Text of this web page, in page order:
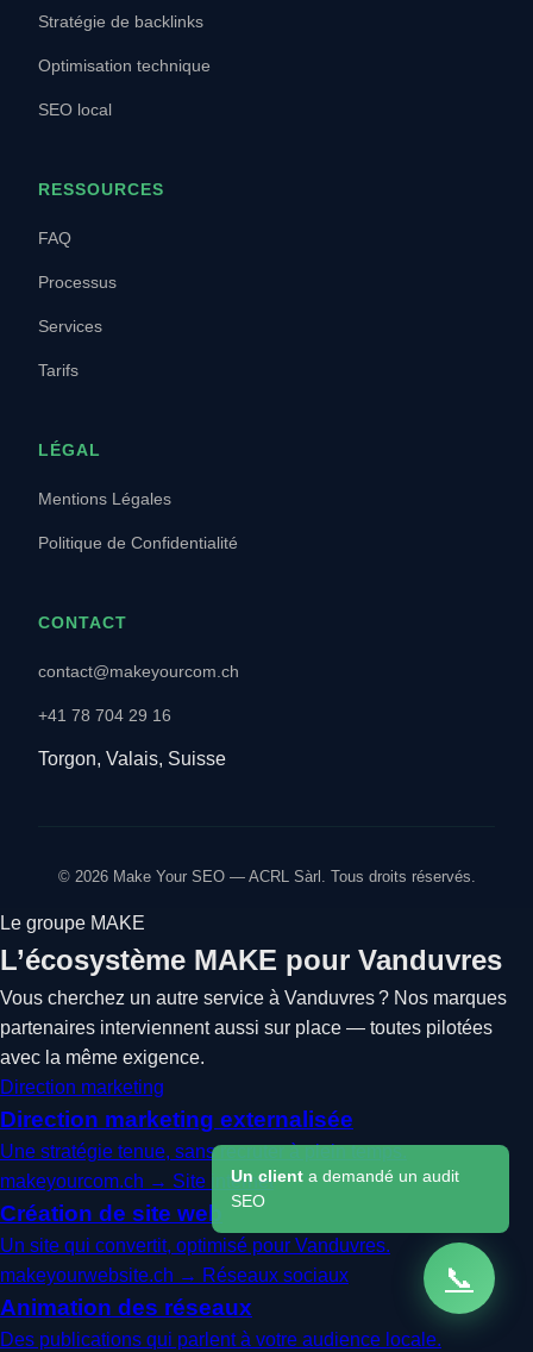
Stratégie de backlinks
Optimisation technique
SEO local
RESSOURCES
FAQ
Processus
Services
Tarifs
LÉGAL
Mentions Légales
Politique de Confidentialité
CONTACT
contact@makeyourcom.ch
+41 78 704 29 16
Torgon, Valais, Suisse
© 2026 Make Your SEO — ACRL Sàrl. Tous droits réservés.
Le groupe MAKE
L’écosystème MAKE pour Vanduvres
Vous cherchez un autre service à Vanduvres ? Nos marques
partenaires interviennent aussi sur place — toutes pilotées
avec la même exigence.
Direction marketing
Direction marketing externalisée
Une stratégie tenue, sans recruter à plein temps.
makeyourcom.ch → Site internet
Création de site web
Un site qui convertit, optimisé pour Vanduvres.
makeyourwebsite.ch → Réseaux sociaux
Animation des réseaux
Des publications qui parlent à votre audience locale.
📞
Un client a demandé un audit
SEO